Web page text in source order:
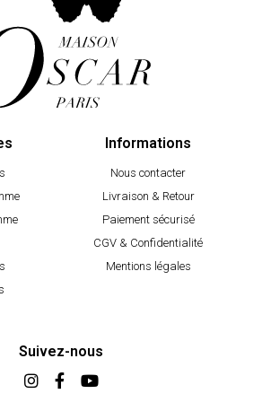
Informations
Nous contacter
Livraison & Retour
Paiement sécurisé
CGV & Confidentialité
Mentions légales
Suivez-nous